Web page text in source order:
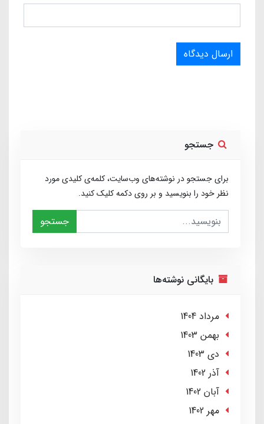
ارسال دیدگاه
جستجو
برای جستجو در نوشته‌های وب‌سایت، کلمه‌ی کلیدی مورد
نظر خود را بنویسید و بر روی دکمه کلیک کنید.
جستجو
بایگانی نوشته‌ها
مرداد 1404
بهمن 1403
دی 1403
آذر 1402
آبان 1402
مهر 1402